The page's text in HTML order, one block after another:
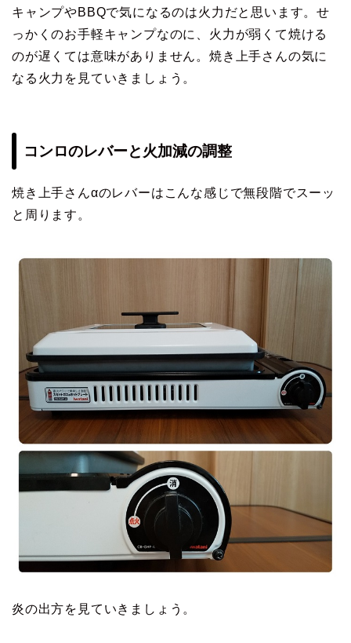
キャンプやBBQで気になるのは火力だと思います。せ
っかくのお手軽キャンプなのに、火力が弱くて焼ける
のが遅くては意味がありません。焼き上手さんの気に
なる火力を見ていきましょう。
コンロのレバーと火加減の調整
焼き上手さんαのレバーはこんな感じで無段階でスーッ
と周ります。
炎の出方を見ていきましょう。